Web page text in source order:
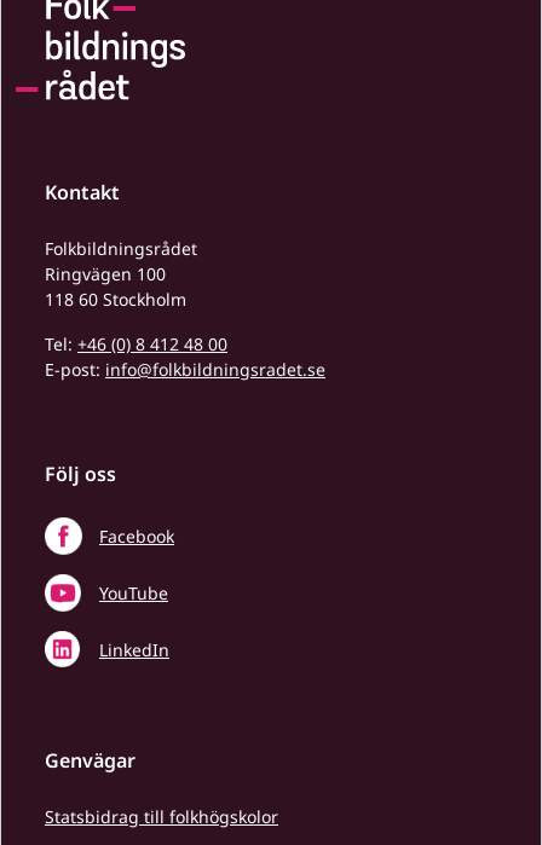
Kontakt
Folkbildningsrådet
Ringvägen 100
118 60 Stockholm
Tel: +46 (0) 8 412 48 00
E-post: info@folkbildningsradet.se
Följ oss
Facebook
YouTube
LinkedIn
Genvägar
Statsbidrag till folkhögskolor